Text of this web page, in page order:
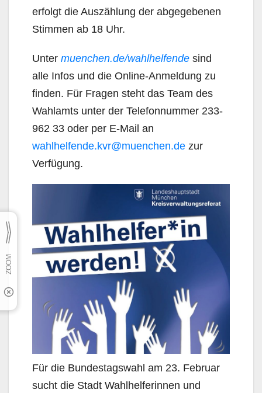
erfolgt die Auszählung der abgegebenen
Stimmen ab 18 Uhr.
Unter muenchen.de/wahlhelfende sind
alle Infos und die Online-Anmeldung zu
finden. Für Fragen steht das Team des
Wahlamts unter der Telefonnummer 233-
962 33 oder per E-Mail an
wahlhelfende.kvr@muenchen.de zur
Verfügung.
Für die Bundestagswahl am 23. Februar
sucht die Stadt Wahlhelferinnen und